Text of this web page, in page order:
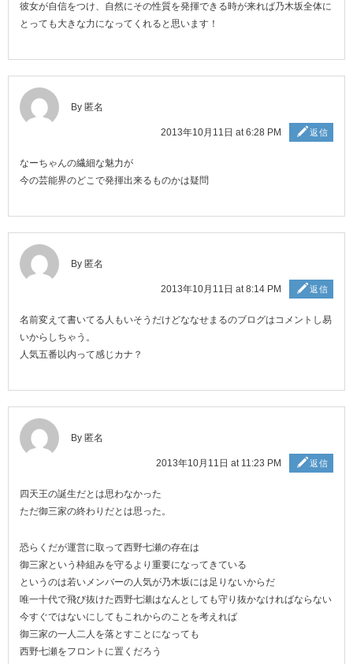
彼女が自信をつけ、自然にその性質を発揮できる時が来れば乃木坂全体に
とっても大きな力になってくれると思います！
By 匿名
2013年10月11日 at 6:28 PM 返信
なーちゃんの繊細な魅力が
今の芸能界のどこで発揮出来るものかは疑問
By 匿名
2013年10月11日 at 8:14 PM 返信
名前変えて書いてる人もいそうだけどななせまるのブログはコメントし易
いからしちゃう。
人気五番以内って感じカナ？
By 匿名
2013年10月11日 at 11:23 PM 返信
四天王の誕生だとは思わなかった
ただ御三家の終わりだとは思った。
恐らくだが運営に取って西野七瀬の存在は
御三家という枠組みを守るより重要になってきている
というのは若いメンバーの人気が乃木坂には足りないからだ
唯一十代で飛び抜けた西野七瀬はなんとしても守り抜かなければならない
今すぐではないにしてもこれからのことを考えれば
御三家の一人二人を落とすことになっても
西野七瀬をフロントに置くだろう